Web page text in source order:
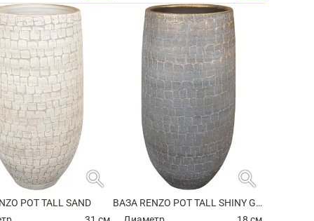
search
POT TALL SAND
search
ВАЗА RENZO POT TALL SHINY GREY